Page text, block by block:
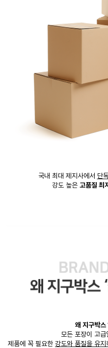
국내 최대 제지사에서 단
강도 높은 고품질 최
왜 지구박스
모든 포장이 고
제품에 꼭 필요한 강도와 품질을 유지